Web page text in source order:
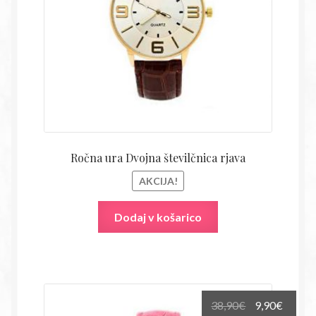
Ročna ura Dvojna številčnica rjava
AKCIJA!
Dodaj v košarico
38,90€
Izvirna
9,90€